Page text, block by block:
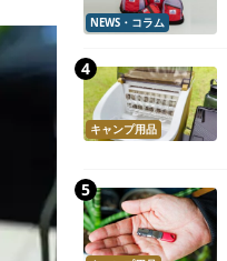
NEWS・コラム
キャンプ用品